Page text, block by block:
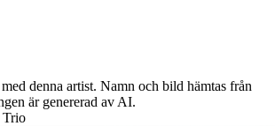
denna artist. Namn och bild hämtas från
är genererad av AI.
Trio